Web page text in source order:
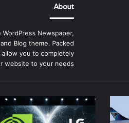
About
WordPress Newspaper,
Blog theme. Packed
you to completely
website to your needs.
شراكة